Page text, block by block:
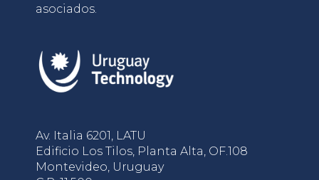
asociados.
Av. Italia 6201, LATU
Edificio Los Tilos, Planta Alta, OF.108
Montevideo, Uruguay